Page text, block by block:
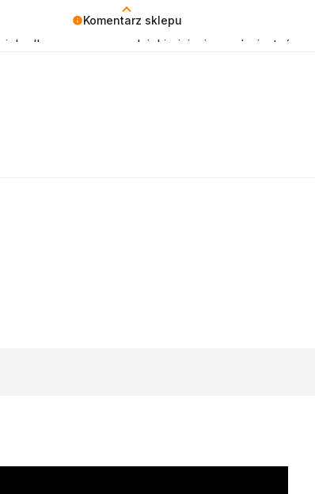
Komentarz sklepu
dla nas znaczy - dzięki niej wiemy, że jesteśmy